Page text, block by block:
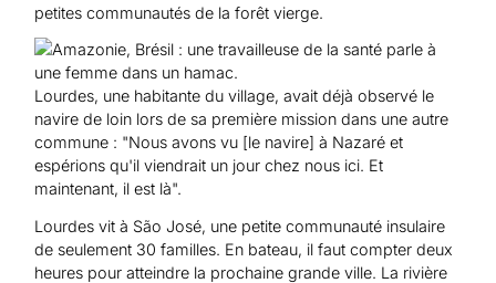
petites communautés de la forêt vierge.
Lourdes, une habitante du village, avait déjà observé le
navire de loin lors de sa première mission dans une autre
commune : "Nous avons vu [le navire] à Nazaré et
espérions qu'il viendrait un jour chez nous ici. Et
maintenant, il est là".
Lourdes vit à São José, une petite communauté insulaire
de seulement 30 familles. En bateau, il faut compter deux
heures pour atteindre la prochaine grande ville. La rivière